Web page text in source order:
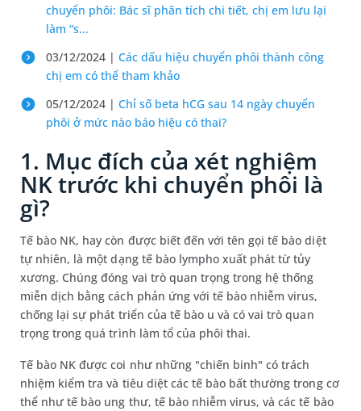
chuyển phôi: Bác sĩ phân tích chi tiết, chị em lưu lại
làm “s...
03/12/2024 | Các dấu hiệu chuyển phôi thành công
chị em có thể tham khảo
05/12/2024 | Chỉ số beta hCG sau 14 ngày chuyển
phôi ở mức nào báo hiệu có thai?
1. Mục đích của xét nghiệm
NK trước khi chuyển phôi là
gì?
Tế bào NK, hay còn được biết đến với tên gọi tế bào diệt
tự nhiên, là một dạng tế bào lympho xuất phát từ tủy
xương. Chúng đóng vai trò quan trọng trong hệ thống
miễn dịch bằng cách phản ứng với tế bào nhiễm virus,
chống lại sự phát triển của tế bào u và có vai trò quan
trọng trong quá trình làm tổ của phôi thai.
Tế bào NK được coi như những "chiến binh" có trách
nhiệm kiểm tra và tiêu diệt các tế bào bất thường trong cơ
thể như tế bào ung thư, tế bào nhiễm virus, và các tế bào